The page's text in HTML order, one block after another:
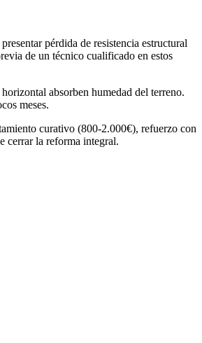
pérdida de resistencia estructural
de un técnico cualificado en estos
absorben humedad del terreno.
meses.
curativo (800-2.000€), refuerzo con
cerrar la reforma integral.